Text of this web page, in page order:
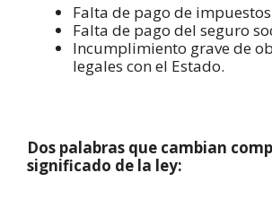
Falta de pago de
Falta de pago del seguro
Incumplimiento grave de
legales con el Estado.
Dos palabras que cambian
significado de la ley: